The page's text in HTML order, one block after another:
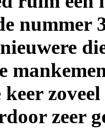
nummer
keer
zeer